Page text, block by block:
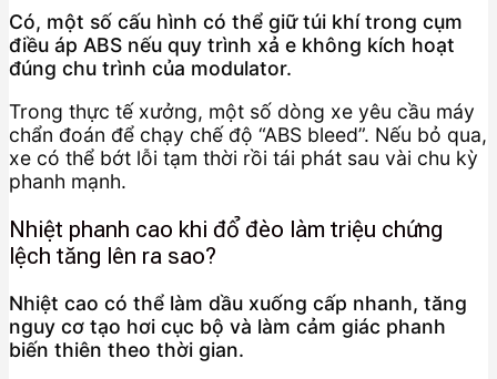
Có, một số cấu hình có thể giữ túi khí trong cụm
điều áp ABS nếu quy trình xả e không kích hoạt
đúng chu trình của modulator.
Trong thực tế xưởng, một số dòng xe yêu cầu máy
chẩn đoán để chạy chế độ “ABS bleed”. Nếu bỏ qua,
xe có thể bớt lỗi tạm thời rồi tái phát sau vài chu kỳ
phanh mạnh.
Nhiệt phanh cao khi đổ đèo làm triệu chứng
lệch tăng lên ra sao?
Nhiệt cao có thể làm dầu xuống cấp nhanh, tăng
nguy cơ tạo hơi cục bộ và làm cảm giác phanh
biến thiên theo thời gian.